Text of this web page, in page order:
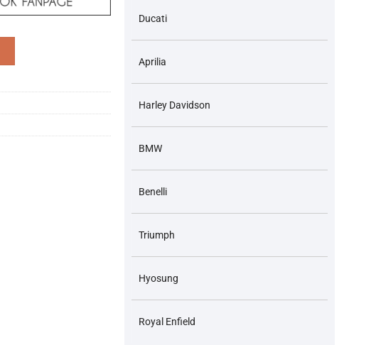
Ducati
Aprilia
Harley Davidson
BMW
Benelli
Triumph
Hyosung
Royal Enfield